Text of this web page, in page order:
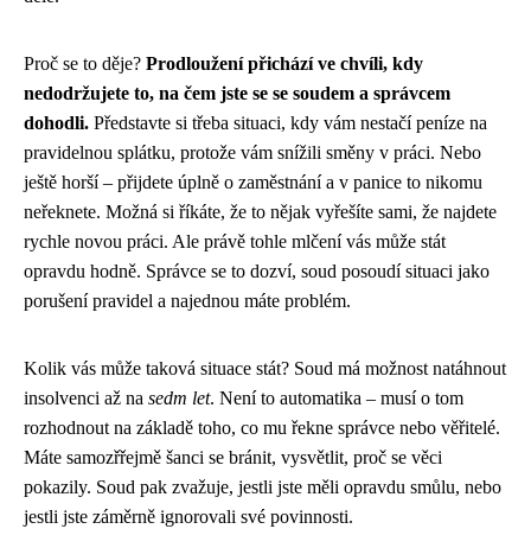
Proč se to děje? Prodloužení přichází ve chvíli, kdy
nedodržujete to, na čem jste se se soudem a správcem
dohodli. Představte si třeba situaci, kdy vám nestačí peníze na
pravidelnou splátku, protože vám snížili směny v práci. Nebo
ještě horší – přijdete úplně o zaměstnání a v panice to nikomu
neřeknete. Možná si říkáte, že to nějak vyřešíte sami, že najdete
rychle novou práci. Ale právě tohle mlčení vás může stát
opravdu hodně. Správce se to dozví, soud posoudí situaci jako
porušení pravidel a najednou máte problém.
Kolik vás může taková situace stát? Soud má možnost natáhnout
insolvenci až na sedm let. Není to automatika – musí o tom
rozhodnout na základě toho, co mu řekne správce nebo věřitelé.
Máte samozřřejmě šanci se bránit, vysvětlit, proč se věci
pokazily. Soud pak zvažuje, jestli jste měli opravdu smůlu, nebo
jestli jste záměrně ignorovali své povinnosti.